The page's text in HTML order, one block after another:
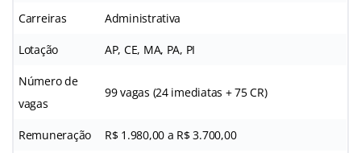
Carreiras Administrativa
Lotação AP, CE, MA, PA, PI
Número de
vagas
99 vagas (24 imediatas + 75 CR)
Remuneração R$ 1.980,00 a R$ 3.700,00